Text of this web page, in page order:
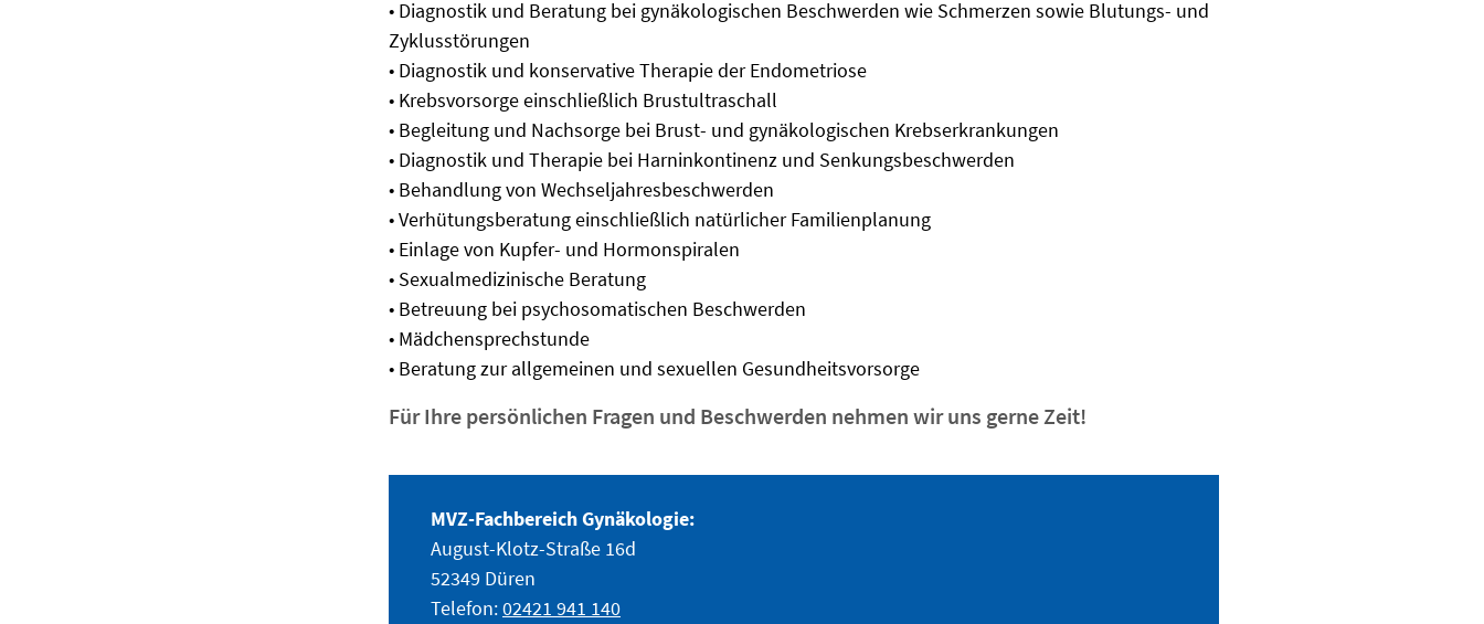
• Diagnostik und Beratung bei gynäkologischen Beschwerden wie Schmerzen sowie Blutungs- und
Zyklusstörungen
• Diagnostik und konservative Therapie der Endometriose
• Krebsvorsorge einschließlich Brustultraschall
• Begleitung und Nachsorge bei Brust- und gynäkologischen Krebserkrankungen
• Diagnostik und Therapie bei Harninkontinenz und Senkungsbeschwerden
• Behandlung von Wechseljahresbeschwerden
• Verhütungsberatung einschließlich natürlicher Familienplanung
• Einlage von Kupfer- und Hormonspiralen
• Sexualmedizinische Beratung
• Betreuung bei psychosomatischen Beschwerden
• Mädchensprechstunde
• Beratung zur allgemeinen und sexuellen Gesundheitsvorsorge
Für Ihre persönlichen Fragen und Beschwerden nehmen wir uns gerne Zeit!
MVZ-Fachbereich Gynäkologie:
August-Klotz-Straße 16d
52349 Düren
Telefon:02421 941 140